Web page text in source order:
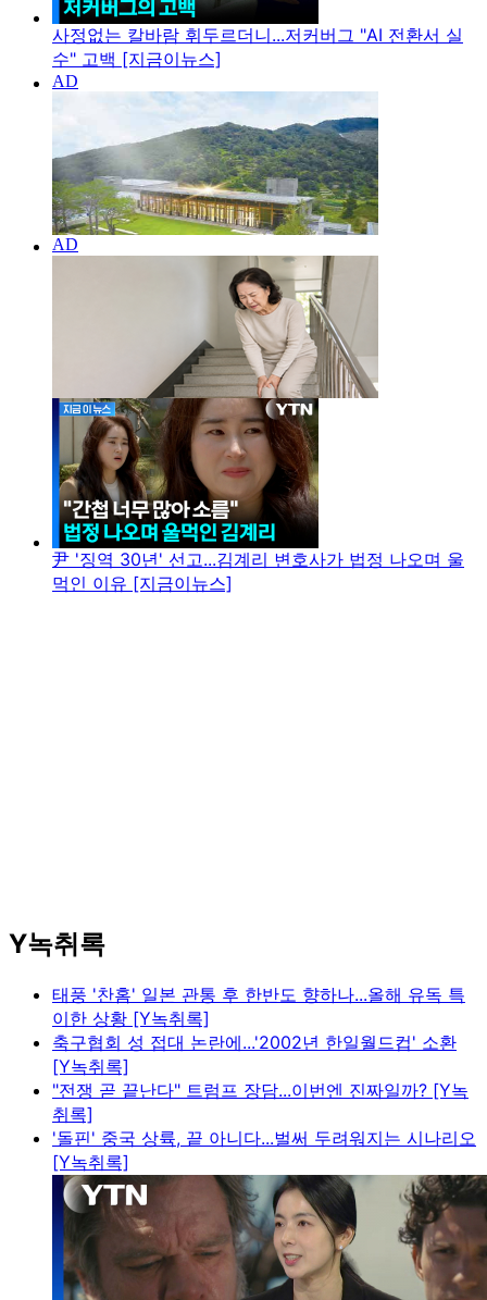
사정없는 칼바람 휘두르더니...저커버그 "AI 전환서 실
수" 고백 [지금이뉴스]
尹 '징역 30년' 선고...김계리 변호사가 법정 나오며 울
먹인 이유 [지금이뉴스]
Y녹취록
태풍 '찬홈' 일본 관통 후 한반도 향하나...올해 유독 특
이한 상황 [Y녹취록]
축구협회 성 접대 논란에...'2002년 한일월드컵' 소환
[Y녹취록]
"전쟁 곧 끝난다" 트럼프 장담...이번엔 진짜일까? [Y녹
취록]
'돌핀' 중국 상륙, 끝 아니다...벌써 두려워지는 시나리오
[Y녹취록]